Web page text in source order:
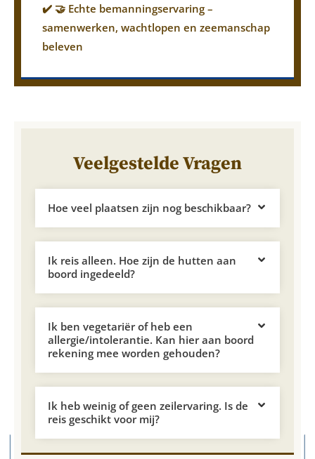
✔️ 🤝 Echte bemanningservaring –
samenwerken, wachtlopen en zeemanschap
beleven
Veelgestelde Vragen
Hoe veel plaatsen zijn nog beschikbaar?
Ik reis alleen. Hoe zijn de hutten aan
boord ingedeeld?
Ik ben vegetariër of heb een
allergie/intolerantie. Kan hier aan boord
rekening mee worden gehouden?
Ik heb weinig of geen zeilervaring. Is de
reis geschikt voor mij?